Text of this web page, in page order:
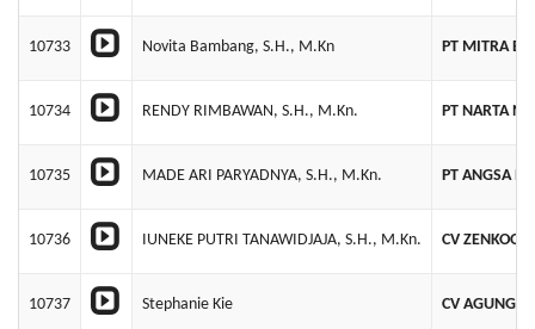
10733 Novita Bambang, S.H., M.Kn PT MITRA
10734 RENDY RIMBAWAN, S.H., M.Kn. PT NARTA
10735 MADE ARI PARYADNYA, S.H., M.Kn. PT ANGSA
10736 IUNEKE PUTRI TANAWIDJAJA, S.H., M.Kn. CV
10737 Stephanie Kie CV AGUNG